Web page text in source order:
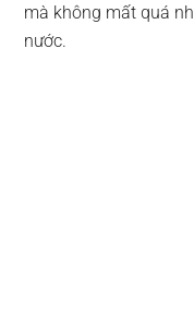
mà không mất quá
nước.